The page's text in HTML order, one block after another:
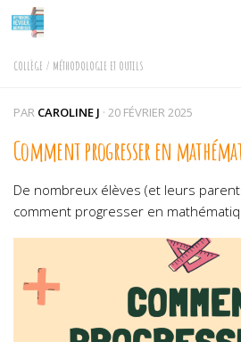
Skip to content
COLLÈGE / MÉTHODOLOGIE ET OUTILS
PAR CAROLINE J · 20 FÉVRIER 2025
Comment progresser en
De nombreux élèves (et leurs
comment progresser en